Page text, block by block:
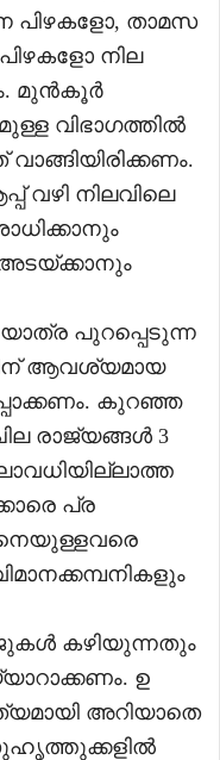
പിഴകളോ, താമസ
നില
മുൻകൂർ
വിഭാഗത്തിൽ
വഴി നിലവിലെ
യാത്ര പുറപ്പെടുന്ന
ആവശ്യമായ
കുറഞ്ഞ
രാജ്യങ്ങൾ 3
പ്ര
കഴിയുന്നതും
ഉ
അറിയാതെ
സുഹൃത്തുക്കളിൽ